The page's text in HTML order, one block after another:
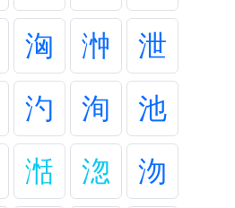
洶 浺
泄
汋 洵
池
湉 淴
沕